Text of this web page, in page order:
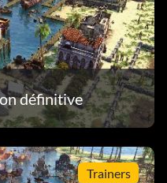
définitive
Trainers